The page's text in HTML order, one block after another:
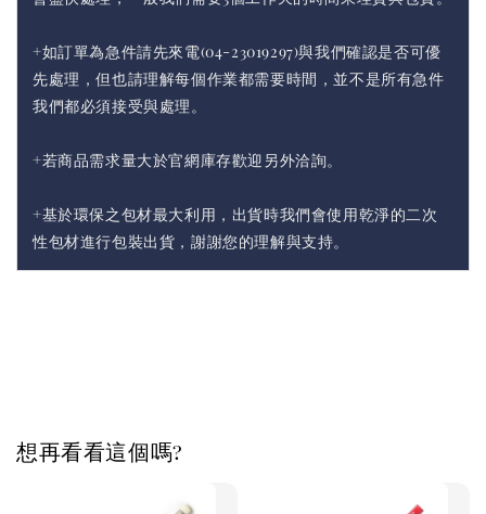
+如訂單為急件請先來電(04-23019297)與我們確認是否可優
先處理，但也請理解每個作業都需要時間，並不是所有急件
我們都必須接受與處理。
+若商品需求量大於官網庫存歡迎另外洽詢。
+基於環保之包材最大利用，出貨時我們會使用乾淨的二次
性包材進行包裝出貨，謝謝您的理解與支持。
想再看看這個嗎?